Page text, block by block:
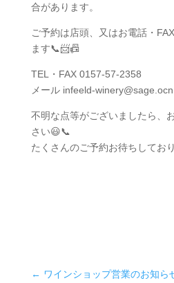
合があります。
ご予約は店頭、又はお電話・
ます📞📨📠
TEL・FAX 0157-57-2358
メール infeeld-
不明な点等がございましたら、
さい😃📞
たくさんのご予約お待ちしてお
← ワインショップ営業のお知ら